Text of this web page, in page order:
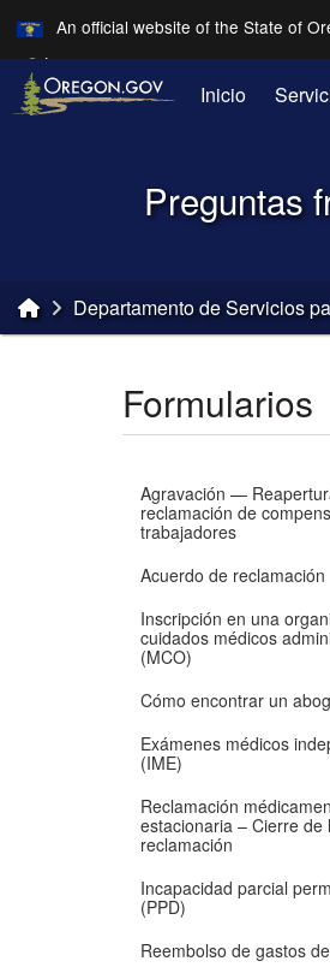
Skip to main content
An official website of the State of
Translate this site into other
Languages
Inicio
Preguntas
You are here:Departamento de Servicios
Formularios
Agravación —
reclamación de
trabajadores
Acuerdo de reclamación
Inscripción en una
cuidados médicos
(MCO)
Cómo encontrar un
Exámenes médicos
(IME)
Reclamación
estacionaria – Cierre de
reclamación
Incapacidad parcial
(PPD)
Reembolso de gastos